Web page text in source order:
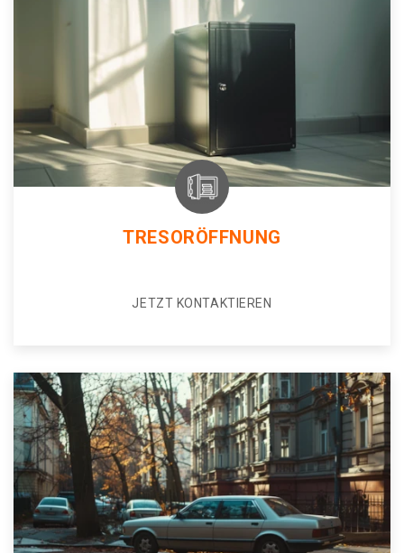
TRESORÖFFNUNG
JETZT KONTAKTIEREN